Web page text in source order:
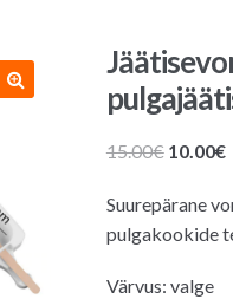
15.00€ Algne
oli:
15.00€.
10.00€
Suurepärane
pulgakookide
Värvus: valge